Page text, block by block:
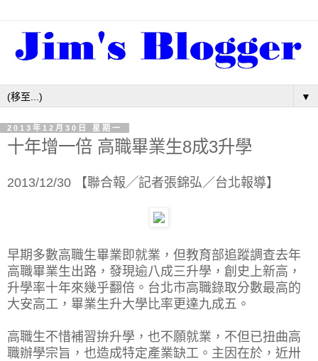
▼
2013年12月30日 星期一
十年增一倍 高職畢業生8成3升學
2013/12/30 【聯合報╱記者張錦弘／台北報導】
早期多數高職生畢業即就業，但教育部追蹤調查去年
高職畢業生出路，發現逾八成三升學，創史上新高，
升學率十年來幾乎翻倍。台北市高職錄取分數最高的
大安高工，畢業生升大學比率更達九成五。
高職生不惜補習拚升學，也不願就業，不但已扭曲高
職辦學宗旨，也造成特定產業缺工。主因在於，近卅